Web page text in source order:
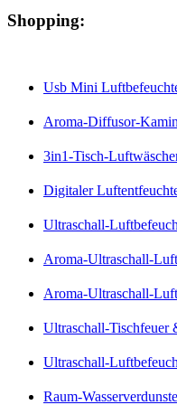
Shopping:
Usb Mini
Aroma-Diffusor-
3in1-Tisch-
Digitaler
Ultraschall-
Aroma-Ultraschall-
Aroma-Ultraschall-
Ultraschall-Tischfeuer
Ultraschall-
Raum-